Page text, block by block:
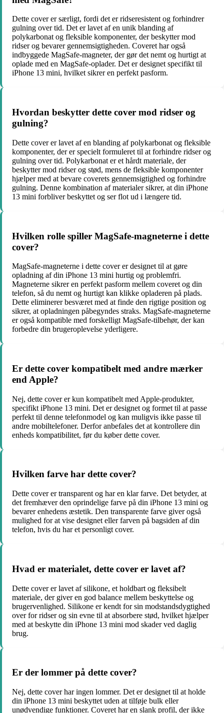
Dette cover er særligt, fordi det er ridseresistent og forhindrer
gulning over tid. Det er lavet af en unik blanding af
polykarbonat og fleksible komponenter, der beskytter mod
ridser og bevarer gennemsigtigheden. Coveret har også
indbyggede MagSafe-magneter, der gør det nemt og hurtigt at
oplade med en MagSafe-oplader. Det er designet specifikt til
iPhone 13 mini, hvilket sikrer en perfekt pasform.
Hvordan beskytter dette cover mod ridser og
gulning?
Dette cover er lavet af en blanding af polykarbonat og fleksible
komponenter, der er specielt formuleret til at forhindre ridser og
gulning over tid. Polykarbonat er et hårdt materiale, der
beskytter mod ridser og stød, mens de fleksible komponenter
hjælper med at bevare coverets gennemsigtighed og forhindre
gulning. Denne kombination af materialer sikrer, at din iPhone
13 mini forbliver beskyttet og ser flot ud i længere tid.
Hvilken rolle spiller MagSafe-magneterne i dette
cover?
MagSafe-magneterne i dette cover er designet til at gøre
opladning af din iPhone 13 mini hurtig og problemfri.
Magneterne sikrer en perfekt pasform mellem coveret og din
telefon, så du nemt og hurtigt kan klikke opladeren på plads.
Dette eliminerer besværet med at finde den rigtige position og
sikrer, at opladningen påbegyndes straks. MagSafe-magneterne
er også kompatible med forskelligt MagSafe-tilbehør, der kan
forbedre din brugeroplevelse yderligere.
Er dette cover kompatibelt med andre mærker
end Apple?
Nej, dette cover er kun kompatibelt med Apple-produkter,
specifikt iPhone 13 mini. Det er designet og formet til at passe
perfekt til denne telefonmodel og kan muligvis ikke passe til
andre mobiltelefoner. Derfor anbefales det at kontrollere din
enheds kompatibilitet, før du køber dette cover.
Hvilken farve har dette cover?
Dette cover er transparent og har en klar farve. Det betyder, at
det fremhæver den oprindelige farve på din iPhone 13 mini og
bevarer enhedens æstetik. Den transparente farve giver også
mulighed for at vise designet eller farven på bagsiden af din
telefon, hvis du har et personligt cover.
Hvad er materialet, dette cover er lavet af?
Dette cover er lavet af silikone, et holdbart og fleksibelt
materiale, der giver en god balance mellem beskyttelse og
brugervenlighed. Silikone er kendt for sin modstandsdygtighed
over for ridser og sin evne til at absorbere stød, hvilket hjælper
med at beskytte din iPhone 13 mini mod skader ved daglig
brug.
Er der lommer på dette cover?
Nej, dette cover har ingen lommer. Det er designet til at holde
din iPhone 13 mini beskyttet uden at tilføje bulk eller
unødvendige funktioner. Coveret har en slank profil, der ikke